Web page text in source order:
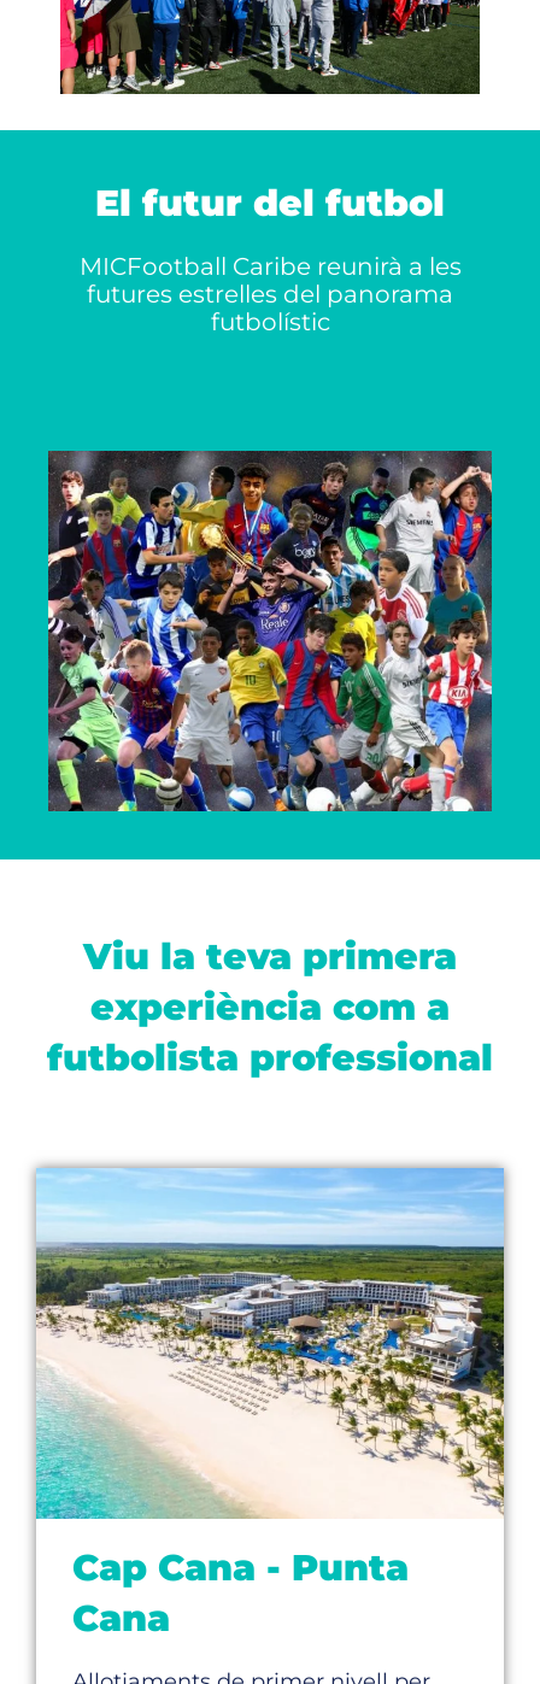
El futur del futbol
MICFootball Caribe reunirà a les
futures estrelles del panorama
futbolístic
Viu la teva primera
experiència com a
futbolista professional
Cap Cana - Punta
Cana